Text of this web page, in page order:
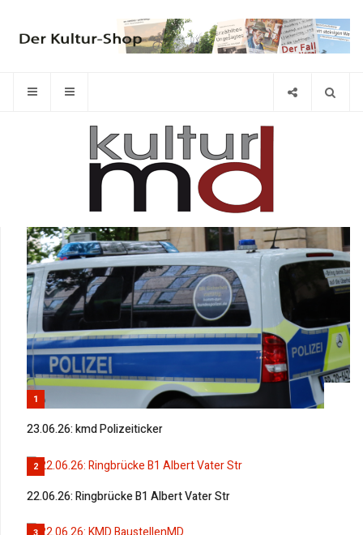
1
23.06.26: kmd Polizeiticker
2
22.06.26: Ringbrücke B1 Albert Vater Str